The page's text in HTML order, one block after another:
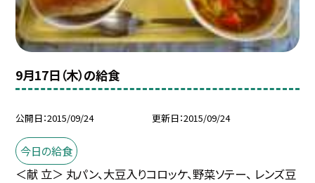
9月17日（木）の給食
公開日 2015/09/24 更新日 2015/09/24
今日の給食
＜献 立＞ 丸パン、大豆入りコロッケ、野菜ソテー、 レンズ豆